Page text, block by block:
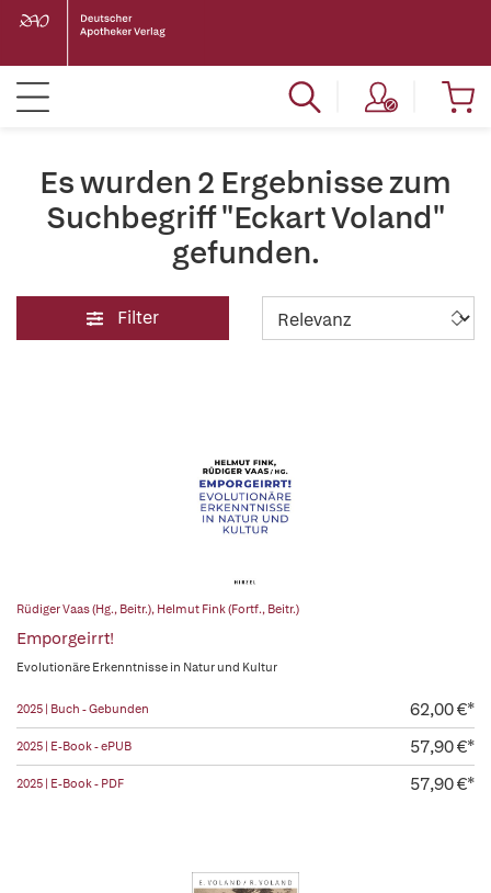
Es wurden 2 Ergebnisse zum
Suchbegriff "Eckart Voland"
gefunden.
Filter
Rüdiger Vaas (Hg., Beitr.), Helmut Fink (Fortf., Beitr.)
Emporgeirrt!
Evolutionäre Erkenntnisse in Natur und Kultur
2025 | Buch - Gebunden 62,00 €*
2025 | E-Book - ePUB 57,90 €*
2025 | E-Book - PDF 57,90 €*